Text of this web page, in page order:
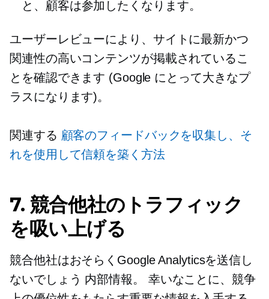
と、顧客は参加したくなります。
ユーザーレビューにより、サイトに最新かつ
関連性の高いコンテンツが掲載されているこ
とを確認できます (Google にとって大きなプ
ラスになります)。
関連する 顧客のフィードバックを収集し、そ
れを使用して信頼を築く方法
7. 競合他社のトラフィック
を吸い上げる
競合他社はおそらくGoogle Analyticsを送信し
ないでしょう 内部情報。
幸いなことに、競争